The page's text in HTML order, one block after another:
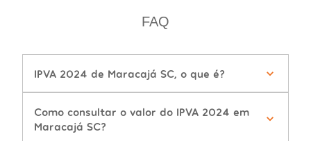
FAQ
IPVA 2024 de Maracajá SC, o que é?
Como consultar o valor do IPVA 2024 em
Maracajá SC?